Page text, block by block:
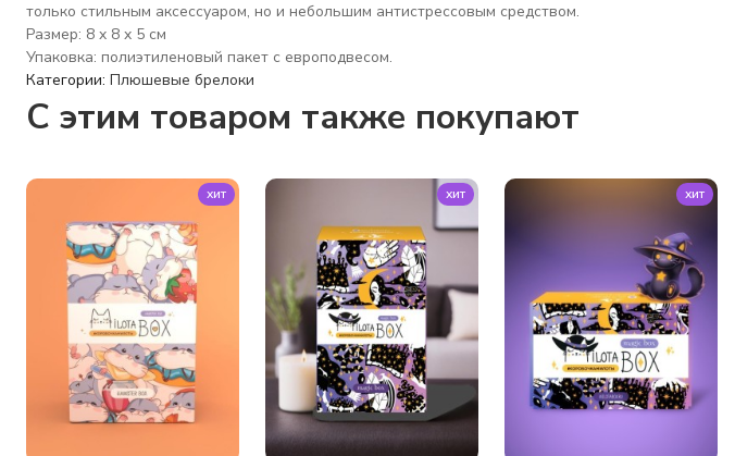
только стильным аксессуаром, но и небольшим антистрессовым средством.
Размер: 8 x 8 x 5 см
Упаковка: полиэтиленовый пакет с европодвесом.
Категории: Плюшевые брелоки
C этим товаром также покупают
хит хит хит